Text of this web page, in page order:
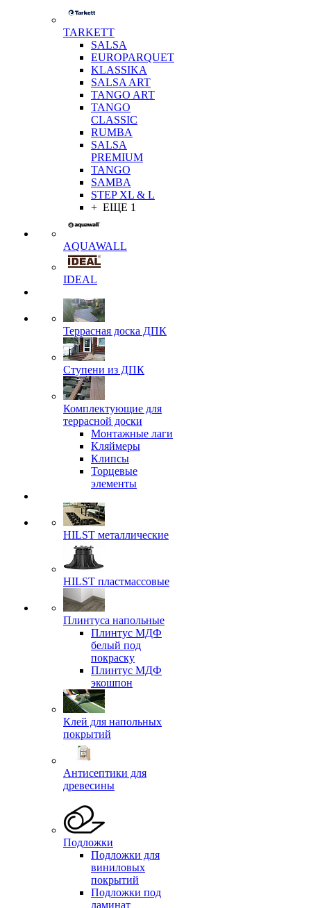
TARKETT
SALSA
EUROPARQUET
KLASSIKA
SALSA ART
TANGO ART
TANGO
CLASSIC
RUMBA
SALSA
PREMIUM
TANGO
SAMBA
STEP XL & L
+ ЕЩЕ 1
AQUAWALL
IDEAL
Террасная доска ДПК
Ступени из ДПК
Комплектующие для
террасной доски
Монтажные лаги
Кляймеры
Клипсы
Торцевые
элементы
HILST металлические
HILST пластмассовые
Плинтуса напольные
Плинтус МДФ
белый под
покраску
Плинтус МДФ
экошпон
Клей для напольных
покрытий
Антисептики для
древесины
Подложки
Подложки для
виниловых
покрытий
Подложки под
ламинат